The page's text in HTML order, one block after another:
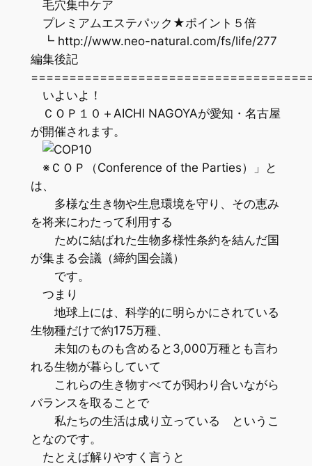
毛穴集中ケア
プレミアムエステパック★ポイント５倍
┗ http://www.neo-natural.com/fs/life/277
編集後記
いよいよ！
ＣＯＰ１０＋AICHI NAGOYAが愛知・名古屋
が開催されます。
※ＣＯＰ（Conference of the Parties）」と
は、
多様な生き物や生息環境を守り、その恵み
を将来にわたって利用する
ために結ばれた生物多様性条約を結んだ国
が集まる会議（締約国会議）
です。
つまり
地球上には、科学的に明らかにされている
生物種だけで約175万種、
未知のものも含めると3,000万種とも言わ
れる生物が暮らしていて
これらの生き物すべてが関わり合いながら
バランスを取ることで
私たちの生活は成り立っている というこ
となのです。
たとえば解りやすく言うと